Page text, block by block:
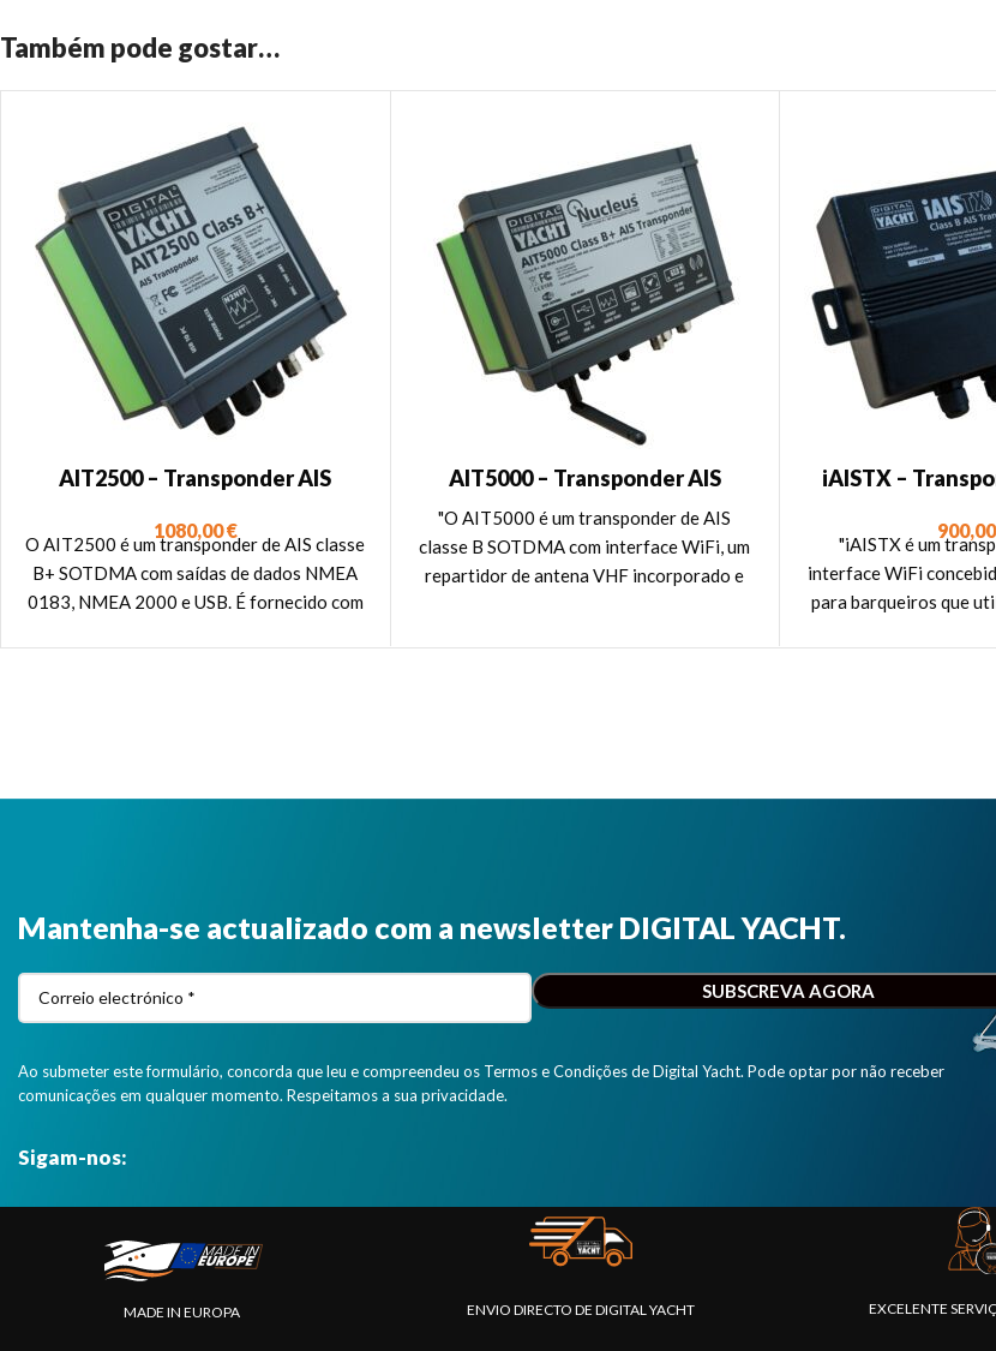
Também pode gostar…
AIT2500 – Transponder AIS
1080,00€
O AIT2500 é um transponder de AIS classe
B+ SOTDMA com saídas de dados NMEA
0183, NMEA 2000 e USB. É fornecido com
AIT5000 – Transponder AIS
Classe B+ 5W SOTDMA com WiFi,
NMEA e splitter VHF
"O AIT5000 é um transponder de AIS
classe B SOTDMA com interface WiFi, um
repartidor de antena VHF incorporado e
iAISTX –
"iAISTX é um
interface WiFi
para barqueiros que
Mantenha-se actualizado com a newsletter DIGITAL YACHT.
Ao submeter este formulário, concorda que leu e compreendeu os Termos e Condições de Digital Yacht. Pode optar por não receber
comunicações em qualquer momento. Respeitamos a sua privacidade.
Sigam-nos:
MADE IN EUROPA ENVIO DIRECTO DE DIGITAL YACHT EXCELENTE